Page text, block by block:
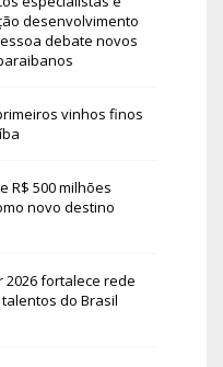
desenvolvimento
debate novos
vinhos finos
R$ 500 milhões
novo destino
fortalece rede
do Brasil